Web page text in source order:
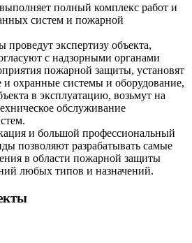
полный комплекс работ и
систем и пожарной
экспертизу объекта,
с надзорными органами
пожарной защиты, установят
охранные системы и оборудование,
в эксплуатацию, возьмут на
обслуживание
и большой профессиональный
позволяют разрабатывать самые
в области пожарной защиты
любых типов и назначений.